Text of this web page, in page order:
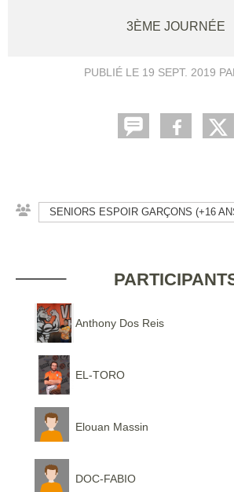
3ÈME JOURNÉE
PUBLIÉ LE 19 SEPT. 2019
SENIORS ESPOIR GARÇONS (+16
Anthony Dos Reis
EL-TORO
Elouan Massin
DOC-FABIO